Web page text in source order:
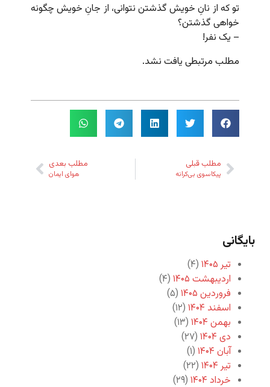
تو که از نانِ خویش گذشتن نتوانی، از جانِ خویش چگونه
خواهی گذشتن؟
– یک نفر!
مطلب مرتبطی یافت نشد.
مطلب قبلی
پیکاسوی بی‌کرانه
مطلب بعدی
هوای ایمان
بایگانی
تیر ۱۴۰۵
(۴)
اردیبهشت ۱۴۰۵
(۴)
فروردین ۱۴۰۵
(۵)
اسفند ۱۴۰۴
(۱۲)
بهمن ۱۴۰۴
(۱۳)
دی ۱۴۰۴
(۲۷)
آبان ۱۴۰۴
(۱)
تیر ۱۴۰۴
(۲۲)
خرداد ۱۴۰۴
(۲۹)